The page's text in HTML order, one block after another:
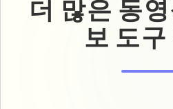
더 많은 동
보 도구